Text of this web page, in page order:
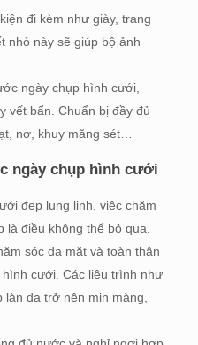
đi kèm như giày, trang
này sẽ giúp bộ ảnh
ngày chụp hình cưới,
vết bẩn. Chuẩn bị đầy đủ
nơ, khuy măng sét…
ngày chụp hình cưới
đẹp lung linh, việc chăm
là điều không thể bỏ qua.
sóc da mặt và toàn thân
cưới. Các liệu trình như
làn da trở nên mịn màng,